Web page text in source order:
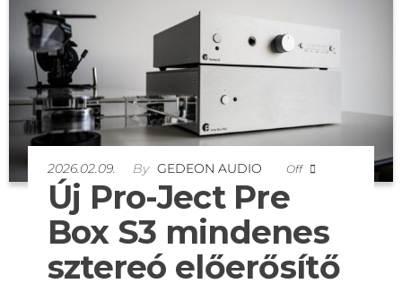
2026.02.09. By GEDEON AUDIO Off
Új Pro-Ject Pre
Box S3 mindenes
sztereó előerősítő